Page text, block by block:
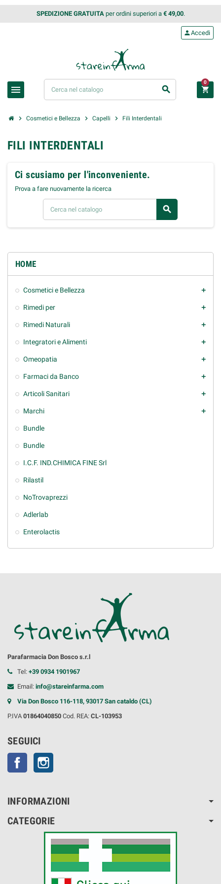
SPEDIZIONE GRATUITAper ordini superiori a € 49,00.
menu search
personAccedi
shopping_cart
0
chevron_right Cosmetici e Bellezza chevron_right Capelli chevron_right Fili Interdentali
HOME
Cosmetici e Bellezza add
Rimedi per add
Rimedi Naturali add
Integratori e Alimenti add
Omeopatia add
Farmaci da Banco add
Articoli Sanitari add
Marchi add
Bundle
Bundle
I.C.F. IND.CHIMICA FINE Srl
Rilastil
NoTrovaprezzi
Adlerlab
Enterolactis
FILI INTERDENTALI
Ci scusiamo per l'inconveniente.
Prova a fare nuovamente la ricerca
search
Parafarmacia Don Bosco s.r.l
Tel: +39 0934 1901967
Email: info@stareinfarma.com
Via Don Bosco 116-118, 93017 San cataldo (CL)
P.IVA 01864040850 Cod. REA: CL-103953
SEGUICI
Facebook
INFORMAZIONI
CATEGORIE